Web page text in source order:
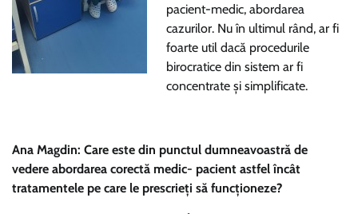
pacient-medic, abordarea
cazurilor. Nu în ultimul rând, ar fi
foarte util dacă procedurile
birocratice din sistem ar fi
concentrate și simplificate.
Ana Magdin: Care este din punctul dumneavoastră de
vedere abordarea corectă medic- pacient astfel încât
tratamentele pe care le prescrieți să funcționeze?